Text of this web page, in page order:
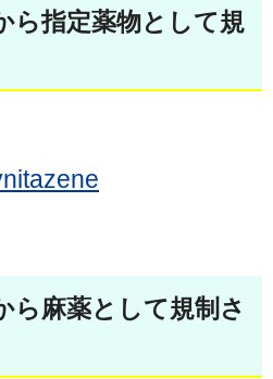
ら指定薬物として規
ら麻薬として規制さ